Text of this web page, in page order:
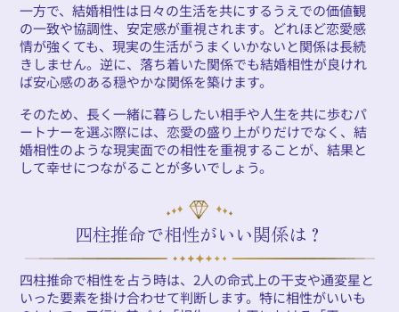
一方で、結婚相性は日々の生活を共にするうえでの価値観
の一致や協調性、安定感が重視されます。どれほど恋愛感
情が強くても、現実の生活がうまくいかないと関係は長続
きしません。逆に、落ち着いた関係でも結婚相性が良けれ
ば安心感のある穏やかな関係を築けます。
そのため、長く一緒に暮らしたい相手や人生を共に歩むパ
ートナーを選ぶ際には、恋愛の盛り上がりだけでなく、結
婚相性のような現実面での相性を重視することが、結果と
して幸せにつながることが多いでしょう。
四柱推命で相性がいい関係は？
四柱推命で相性を占う時は、2人の命式上の干支や通変星と
いった要素を掛け合わせて判断します。特に相性がいいも